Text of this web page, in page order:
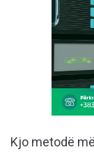
Kjo metodë